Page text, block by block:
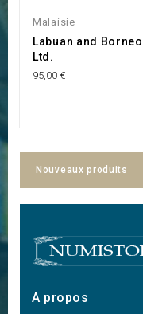
Malaisie
Labuan and Borneo
Ltd.
95,00 €
Nouveaux produits
A propos